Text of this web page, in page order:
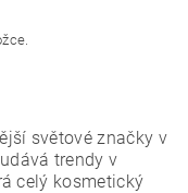
světové značky v
trendy v
celý kosmetický